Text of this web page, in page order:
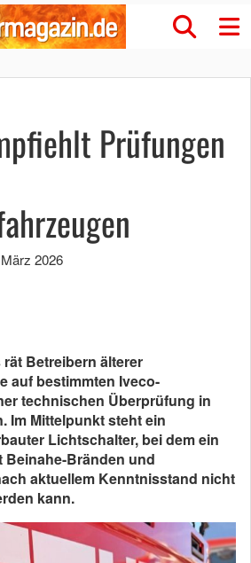
Prüfungen
2026
rät Betreibern älterer
auf bestimmten Iveco-
technischen Überprüfung in
Im Mittelpunkt steht ein
Lichtschalter, bei dem ein
Beinahe-Bränden und
aktuellem Kenntnisstand nicht
kann.